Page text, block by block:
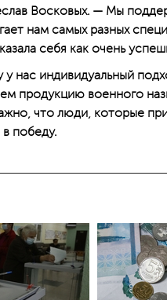
Восковых. — Мы
нам самых разных
себя как очень
нас индивидуальный
продукцию военного
что люди, которые
победу.